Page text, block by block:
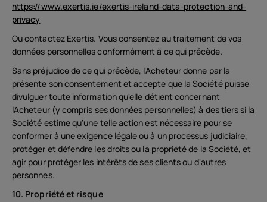
https://www.exertis.ie/exertis-ireland-data-protection-and-
privacy
Ou contactez Exertis. Vous consentez au traitement de vos
données personnelles conformément à ce qui précède.
Sans préjudice de ce qui précède, l'Acheteur donne par la
présente son consentement et accepte que la Société puisse
divulguer toute information qu'elle détient concernant
l'Acheteur (y compris ses données personnelles) à des tiers si la
Société estime qu'une telle action est nécessaire pour se
conformer à une exigence légale ou à un processus judiciaire,
protéger et défendre les droits ou la propriété de la Société, et
agir pour protéger les intérêts de ses clients ou d'autres
personnes.
10. Propriété et risque